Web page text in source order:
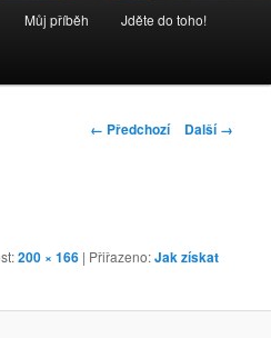
Můj příběh Jděte do toho!
Navigace
← Předchozí Další →
200 × 166 | Přiřazeno:Jak získat